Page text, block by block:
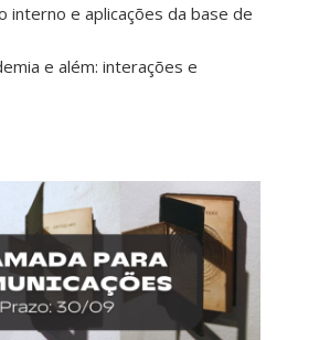
interno e aplicações da base de
e além: interações e